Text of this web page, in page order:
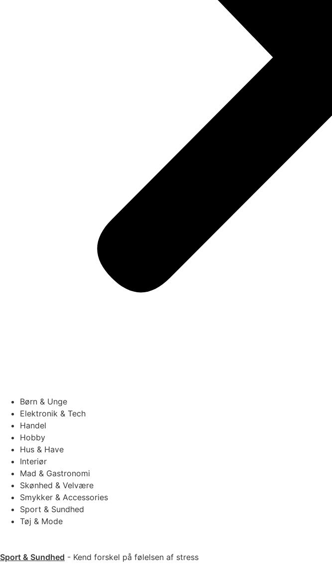
Børn & Unge
Elektronik & Tech
Handel
Hobby
Hus & Have
Interiør
Mad & Gastronomi
Skønhed & Velvære
Smykker & Accessories
Sport & Sundhed
Tøj & Mode
Sport & Sundhed - Kend forskel på følelsen af stress